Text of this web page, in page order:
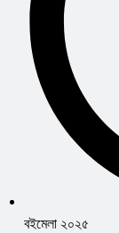
বইমেলা ২০২৫